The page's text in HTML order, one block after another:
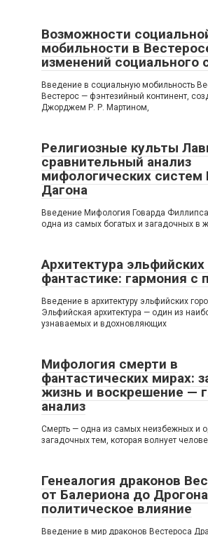
Возможности
мобильности в
изменений социального
Введение в социальную мобильность
Вестерос — фэнтезийный континент,
Джорджем Р. Р. Мартином,
Религиозные культы
сравнительный анализ
мифологических систем
Дагона
Введение Мифология Говарда
одна из самых богатых и загадочных в
Архитектура эльфийских
фантастике: гармония с
Введение в архитектуру эльфийских
Эльфийская архитектура — один из
узнаваемых и вдохновляющих
Мифология смерти в
фантастических мирах:
жизнь и воскрешение —
анализ
Смерть — одна из самых неизбежных и
загадочных тем, которая волнует
Генеалогия драконов
от Балериона до
политическое влияние
Введение в мир драконов Вестероса